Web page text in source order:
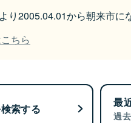
り2005.04.01から朝来市に
ちら
索する 最
過